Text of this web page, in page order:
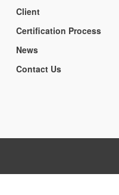
Client
Certification Process
News
Contact Us